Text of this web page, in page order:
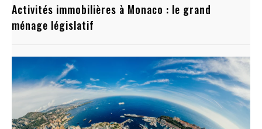
Activités immobilières à Monaco : le grand
ménage législatif